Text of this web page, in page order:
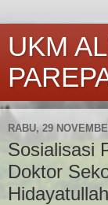
UKM
RABU, 29
Sosialisasi
Doktor